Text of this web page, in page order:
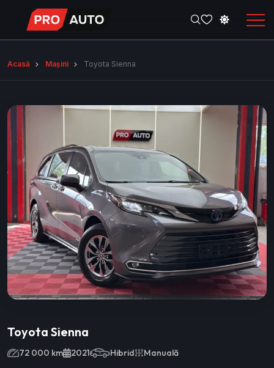
Acasă Mașini Toyota Sienna
Toyota Sienna
72 000 km 2021 Hibrid Manuală